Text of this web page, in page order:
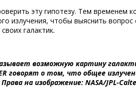
эту гипотезу. Тем временем
излучения, чтобы выяснить
галактик.
возможную картину
говорят о том, что общее
на изображение: NASA/JPL-